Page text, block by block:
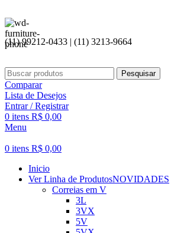
(11) 99212-0433 | (11) 3213-9664
Pesquisar
Comparar
Lista de Desejos
Entrar / Registrar
0 itens R$ 0,00
Menu
0 itens R$ 0,00
Inicio
Ver Linha de ProdutosNOVIDADES
Correias em V
3L
3VX
5V